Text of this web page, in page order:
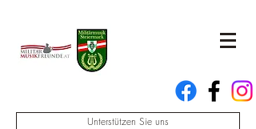
Unterstützen Sie uns